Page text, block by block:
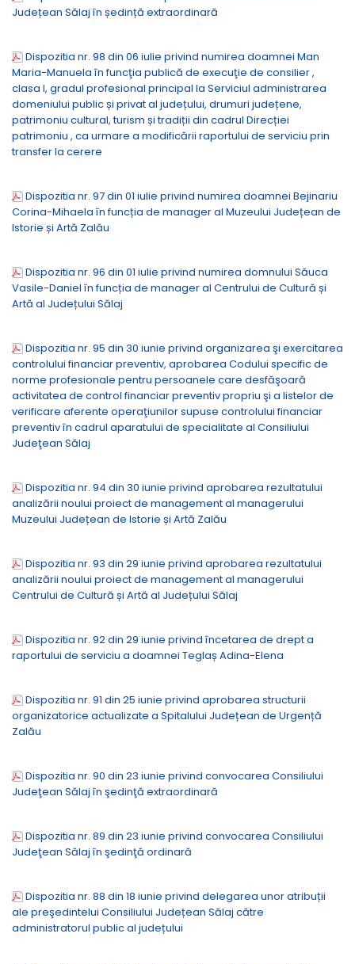
Județean Sălaj în ședință extraordinară
Dispozitia nr. 98 din 06 iulie privind numirea doamnei Man
Maria-Manuela în funcţia publică de execuţie de consilier ,
clasa I, gradul profesional principal la Serviciul administrarea
domeniului public și privat al județului, drumuri județene,
patrimoniu cultural, turism și tradiții din cadrul Direcției
patrimoniu , ca urmare a modificării raportului de serviciu prin
transfer la cerere
Dispozitia nr. 97 din 01 iulie privind numirea doamnei Bejinariu
Corina-Mihaela în funcția de manager al Muzeului Județean de
Istorie și Artă Zalău
Dispozitia nr. 96 din 01 iulie privind numirea domnului Săuca
Vasile-Daniel în funcția de manager al Centrului de Cultură și
Artă al Județului Sălaj
Dispozitia nr. 95 din 30 iunie privind organizarea şi exercitarea
controlului financiar preventiv, aprobarea Codului specific de
norme profesionale pentru persoanele care desfăşoară
activitatea de control financiar preventiv propriu şi a listelor de
verificare aferente operaţiunilor supuse controlului financiar
preventiv în cadrul aparatului de specialitate al Consiliului
Judeţean Sălaj
Dispozitia nr. 94 din 30 iunie privind aprobarea rezultatului
analizării noului proiect de management al managerului
Muzeului Județean de Istorie și Artă Zalău
Dispozitia nr. 93 din 29 iunie privind aprobarea rezultatului
analizării noului proiect de management al managerului
Centrului de Cultură și Artă al Județului Sălaj
Dispozitia nr. 92 din 29 iunie privind încetarea de drept a
raportului de serviciu a doamnei Teglaș Adina-Elena
Dispozitia nr. 91 din 25 iunie privind aprobarea structurii
organizatorice actualizate a Spitalului Județean de Urgență
Zalău
Dispozitia nr. 90 din 23 iunie privind convocarea Consiliului
Judeţean Sălaj în şedinţă extraordinară
Dispozitia nr. 89 din 23 iunie privind convocarea Consiliului
Judeţean Sălaj în şedinţă ordinară
Dispozitia nr. 88 din 18 iunie privind delegarea unor atribuții
ale preşedintelui Consiliului Județean Sălaj către
administratorul public al județului